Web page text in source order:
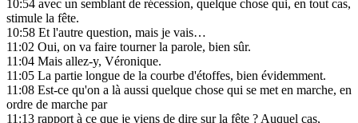
10:54 avec un semblant de récession, quelque chose qui, en tout cas,
stimule la fête.
10:58 Et l'autre question, mais je vais…
11:02 Oui, on va faire tourner la parole, bien sûr.
11:04 Mais allez-y, Véronique.
11:05 La partie longue de la courbe d'étoffes, bien évidemment.
11:08 Est-ce qu'on a là aussi quelque chose qui se met en marche, en
ordre de marche par
11:13 rapport à ce que je viens de dire sur la fête ? Auquel cas,